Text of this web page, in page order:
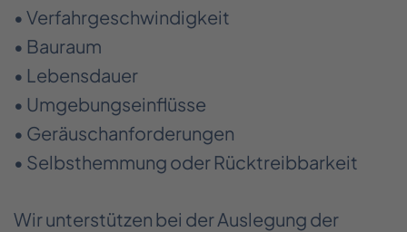
• Verfahrgeschwindigkeit
• Bauraum
• Lebensdauer
• Umgebungseinflüsse
• Geräuschanforderungen
• Selbsthemmung oder Rücktreibbarkeit
Wir unterstützen bei der Auslegung der